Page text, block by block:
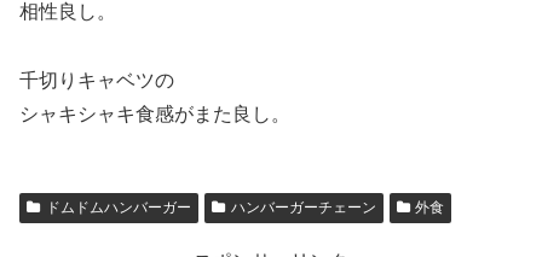
相性良し。
千切りキャベツの
シャキシャキ食感がまた良し。
ドムドムハンバーガー ハンバーガーチェーン 外食